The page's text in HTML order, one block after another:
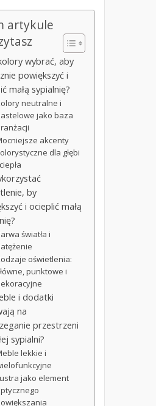
artykule
wybrać, aby
powiększyć i
małą sypialnię?
neutralne i
jako baza
akcenty
dla głębi
by
i ocieplić małą
światła i
oświetlenia:
punktowe i
i dodatki
na
przestrzeni
sypialni?
lekkie i
jako element